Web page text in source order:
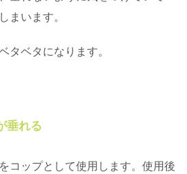
まいます。
タベタになります。
垂れる
コップとして使用します。使用後